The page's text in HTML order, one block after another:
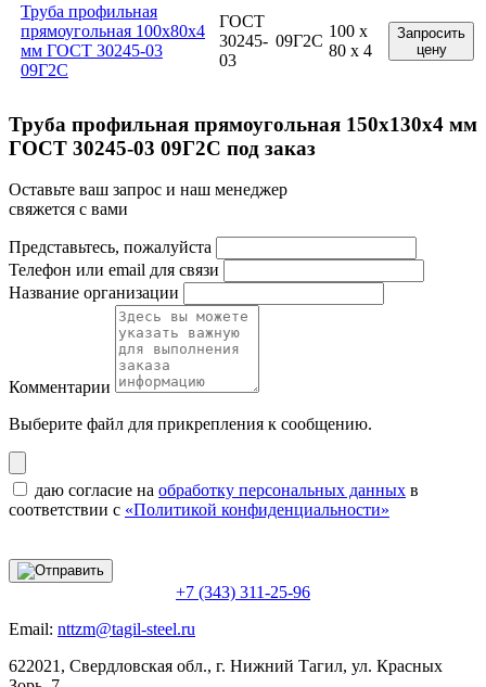
Труба профильная
прямоугольная 100x80x4
мм ГОСТ 30245-03
09Г2С
ГОСТ
30245-
03
09Г2С
100 x
80 x 4
Запросить
цену
Труба профильная прямоугольная 150x130x4 мм
ГОСТ 30245-03 09Г2С под заказ
Оставьте ваш запрос и наш менеджер
свяжется с вами
Представьтесь, пожалуйста
Телефон или email для связи
Название организации
Комментарии
Выберите файл для прикрепления к сообщению.
даю согласие на обработку персональных данных в
соответствии с «Политикой конфиденциальности»
+7 (343) 311-25-96
Email: nttzm@tagil-steel.ru
622021, Свердловская обл., г. Нижний Тагил, ул. Красных